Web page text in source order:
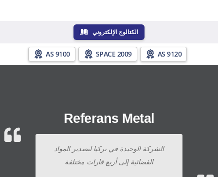
الكتالوج الإلكتروني
AS 9100 SPACE 2009 AS 9120
Referans Metal
الشركة الوحيدة في تركيا لتصدير المواد
الفضائية إلى أربع قارات مختلفة